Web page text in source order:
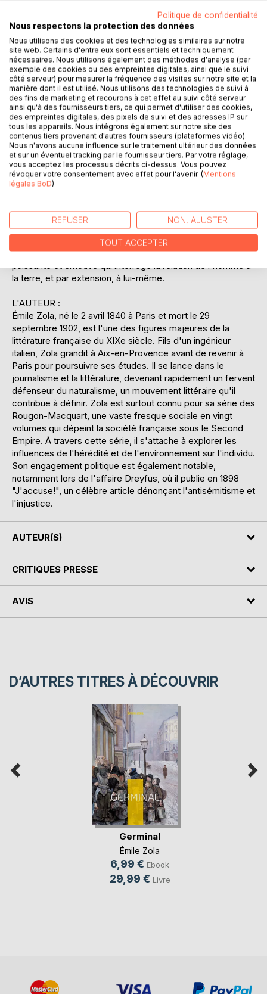
RÉSUMÉ :
"La Terre" d'Émile Zola, quinzième roman de la série des
Rougon-Macquart, plonge le lecteur dans le monde rural
de la fin du XIXe siècle. L'histoire se déroule dans le village
fictif de Rognes, où la vie des paysans est rythmée par les
saisons et les travaux agricoles. Au coeur de ce récit, Jean
Macquart, un vétéran de la guerre de 1870, s'installe
comme ouvrier agricole chez les Fouan, une famille de
paysans confrontée à la division de leurs terres. Les
conflits familiaux et les tensions sociales s'intensifient
autour de l'héritage et de l'exploitation des terres, révélant
les instincts primaires et les luttes intestines qui déchirent
la communauté. Zola explore avec une précision naturaliste
les complexités de la vie rurale, mettant en lumière la
galerie de personnages hauts en couleur, l'auteur dresse
un tableau saisissant des passions et des rivalités qui
animent ce microcosme, tout en dénonçant les injustices
sociales et économiques. "La Terre" est une fresque
puissante et émotive qui interroge la relation de l'homme à
la terre, et par extension, à lui-même.
L'AUTEUR :
Émile Zola, né le 2 avril 1840 à Paris et mort le 29
septembre 1902, est l'une des figures majeures de la
littérature française du XIXe siècle. Fils d'un ingénieur
italien, Zola grandit à Aix-en-Provence avant de revenir à
Paris pour poursuivre ses études. Il se lance dans le
journalisme et la littérature, devenant rapidement un fervent
défenseur du naturalisme, un mouvement littéraire qu'il
contribue à définir. Zola est surtout connu pour sa série des
Rougon-Macquart, une vaste fresque sociale en vingt
volumes qui dépeint la société française sous le Second
Empire. À travers cette série, il s'attache à explorer les
influences de l'hérédité et de l'environnement sur l'individu.
Son engagement politique est également notable,
notamment lors de l'affaire Dreyfus, où il publie en 1898
"J'accuse!", un célèbre article dénonçant l'antisémitisme et
l'injustice.
AUTEUR(S)
CRITIQUES PRESSE
AVIS
D’AUTRES TITRES À DÉCOUVRIR
Germinal
Émile Zola
6,99 € Ebook
29,99 € Livre
Politique de confidentialité
Nous respectons la protection des données
Nous utilisons des cookies et des technologies similaires sur notre
site web. Certains d'entre eux sont essentiels et techniquement
nécessaires. Nous utilisons également des méthodes d'analyse (par
exemple des cookies ou des empreintes digitales, ainsi que le suivi
côté serveur) pour mesurer la fréquence des visites sur notre site et la
manière dont il est utilisé. Nous utilisons des technologies de suivi à
des fins de marketing et recourons à cet effet au suivi côté serveur
ainsi qu'à des fournisseurs tiers, ce qui permet d'utiliser des cookies,
des empreintes digitales, des pixels de suivi et des adresses IP sur
tous les appareils. Nous intégrons également sur notre site des
contenus tiers provenant d'autres fournisseurs (plateformes vidéo).
Nous n'avons aucune influence sur le traitement ultérieur des données
et sur un éventuel tracking par le fournisseur tiers. Par votre réglage,
vous acceptez les processus décrits ci-dessus. Vous pouvez
révoquer votre consentement avec effet pour l'avenir. (Mentions
légales BoD)
REFUSER NON, AJUSTER
TOUT ACCEPTER